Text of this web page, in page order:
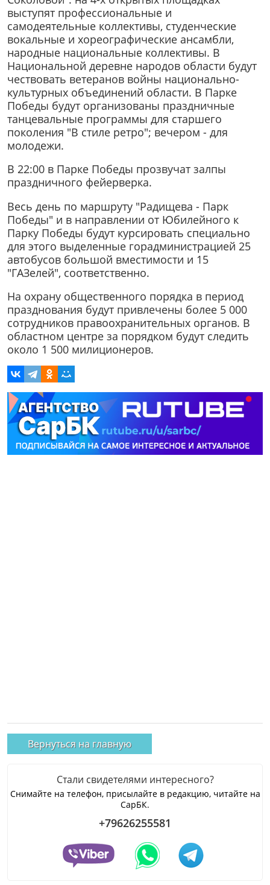
выступят профессиональные и
самодеятельные коллективы, студенческие
вокальные и хореографические ансамбли,
народные национальные коллективы. В
Национальной деревне народов области будут
чествовать ветеранов войны национально-
культурных объединений области. В Парке
Победы будут организованы праздничные
танцевальные программы для старшего
поколения "В стиле ретро"; вечером - для
молодежи.
В 22:00 в Парке Победы прозвучат залпы
праздничного фейерверка.
Весь день по маршруту "Радищева - Парк
Победы" и в направлении от Юбилейного к
Парку Победы будут курсировать специально
для этого выделенные горадминистрацией 25
автобусов большой вместимости и 15
"ГАЗелей", соответственно.
На охрану общественного порядка в период
празднования будут привлечены более 5 000
сотрудников правоохранительных органов. В
областном центре за порядком будут следить
около 1 500 милиционеров.
Вернуться на главную
Стали свидетелями интересного?
Снимайте на телефон, присылайте в редакцию, читайте на
СарБК.
+79626255581